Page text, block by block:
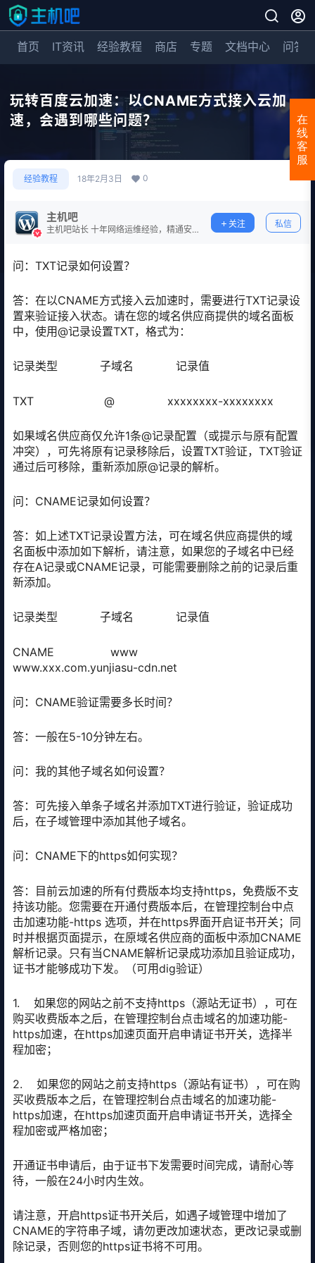
首页 IT资讯 经验教程 商店 专题 文档中心 问答
玩转百度云加速：以CNAME方式接入云加
速，会遇到哪些问题？
经验教程 18年2月3日 0
主机吧
主机吧站长 十年网络运维经验，精通安
关注 私信
问：TXT记录如何设置？
答：在以CNAME方式接入云加速时，需要进行TXT记录设
置来验证接入状态。请在您的域名供应商提供的域名面板
中，使用@记录设置TXT，格式为：
记录类型 子域名 记录值
TXT @ xxxxxxxx-xxxxxxxx
如果域名供应商仅允许1条@记录配置（或提示与原有配置
冲突），可先将原有记录移除后，设置TXT验证，TXT验证
通过后可移除，重新添加原@记录的解析。
问：CNAME记录如何设置？
答：如上述TXT记录设置方法，可在域名供应商提供的域
名面板中添加如下解析，请注意，如果您的子域名中已经
存在A记录或CNAME记录，可能需要删除之前的记录后重
新添加。
记录类型 子域名 记录值
CNAME www
www.xxx.com.yunjiasu-cdn.net
问：CNAME验证需要多长时间？
答：一般在5-10分钟左右。
问：我的其他子域名如何设置？
答：可先接入单条子域名并添加TXT进行验证，验证成功
后，在子域管理中添加其他子域名。
问：CNAME下的https如何实现？
答：目前云加速的所有付费版本均支持https，免费版不支
持该功能。您需要在开通付费版本后，在管理控制台中点
击加速功能-https 选项，并在https界面开启证书开关；同
时并根据页面提示，在原域名供应商的面板中添加CNAME
解析记录。只有当CNAME解析记录成功添加且验证成功，
证书才能够成功下发。（可用dig验证）
1. 如果您的网站之前不支持https（源站无证书），可在
购买收费版本之后，在管理控制台点击域名的加速功能-
https加速，在https加速页面开启申请证书开关，选择半
程加密；
2. 如果您的网站之前支持https（源站有证书），可在购
买收费版本之后，在管理控制台点击域名的加速功能-
https加速，在https加速页面开启申请证书开关，选择全
程加密或严格加密；
开通证书申请后，由于证书下发需要时间完成，请耐心等
待，一般在24小时内生效。
请注意，开启https证书开关后，如遇子域管理中增加了
CNAME的字符串子域，请勿更改加速状态，更改记录或删
除记录，否则您的https证书将不可用。
在
线
客
服